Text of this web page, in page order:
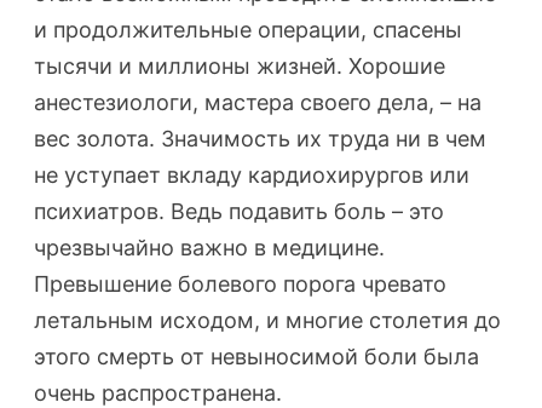
и продолжительные операции, спасены
тысячи и миллионы жизней. Хорошие
анестезиологи, мастера своего дела, – на
вес золота. Значимость их труда ни в чем
не уступает вкладу кардиохирургов или
психиатров. Ведь подавить боль – это
чрезвычайно важно в медицине.
Превышение болевого порога чревато
летальным исходом, и многие столетия до
этого смерть от невыносимой боли была
очень распространена.